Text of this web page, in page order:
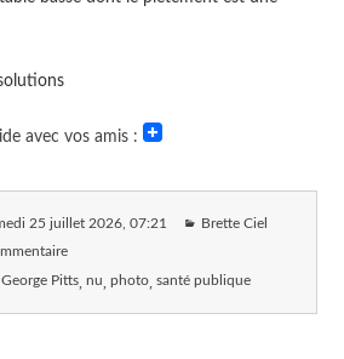
avec vos amis :
25 juillet 2026 , 07:21 Brette Ciel
George Pitts nu photo santé publique